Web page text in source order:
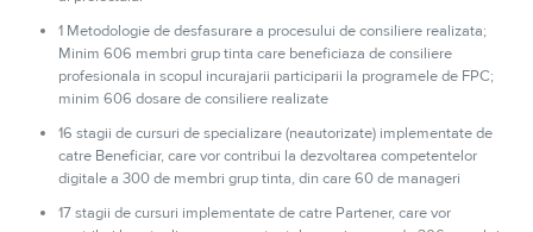
1 Metodologie de desfasurare a procesului de consiliere realizata;
Minim 606 membri grup tinta care beneficiaza de consiliere
profesionala in scopul incurajarii participarii la programele de FPC;
minim 606 dosare de consiliere realizate
16 stagii de cursuri de specializare (neautorizate) implementate de
catre Beneficiar, care vor contribui la dezvoltarea competentelor
digitale a 300 de membri grup tinta, din care 60 de manageri
17 stagii de cursuri implementate de catre Partener, care vor